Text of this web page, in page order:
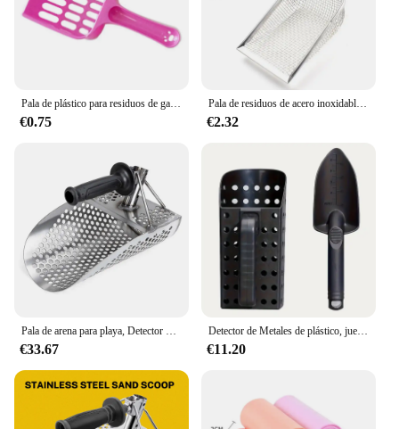
Pala de plástico para residuos de gatos, utensilio de pala para arena de basura, pala de perro, herramienta de limpieza de mascotas
€0.75
Pala de residuos de acero inoxidable para gato, herramienta de limpieza con mango largo, filtro de arena, suministros para mascotas
€2.32
Pala de arena para playa, Detector de metales, palas de arena, detección de tesoros, Detector de metales, herramienta hexagonal de acero inoxidable para caza
€33.67
Detector de Metales de plástico, juego de pala de arena, herramienta de filtro de excavación de oro de playa para detección de tesoros de Metal subterráneo, gran oferta
€11.20